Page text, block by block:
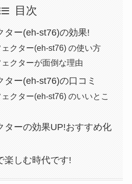
目次
ター(eh-st76)の効果!
クター(eh-st76) の使い方
クターが面倒な理由
ター(eh-st76)の口コミ
クター(eh-st76) のいいとこ
ターの効果UP!おすすめ化
楽しむ時代です!